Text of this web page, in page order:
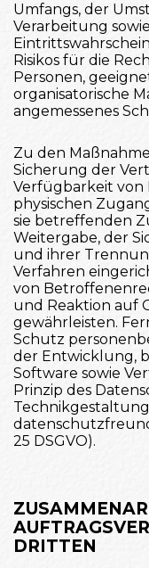
Umfangs, der
Verarbeitung
Risikos für die
Personen,
organisatorische
angemessenes
Zu den
Sicherung der
Verfügbarkeit von
physischen
sie betreffenden
Weitergabe, der
und ihrer
Verfahren
von
und Reaktion auf
gewährleisten.
Schutz
der Entwicklung,
Software sowie
Prinzip des
25 DSGVO).
DRITTEN